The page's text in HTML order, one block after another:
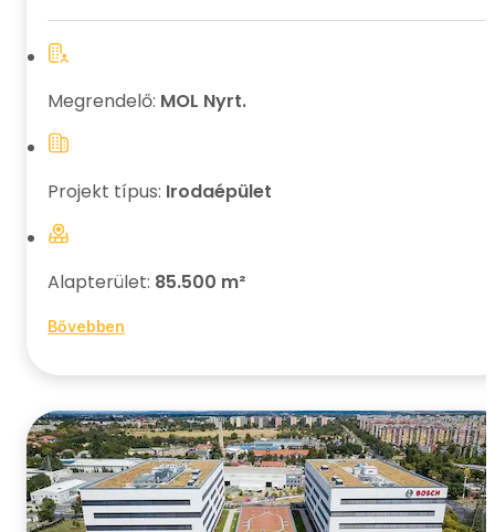
Megrendelő: MOL Nyrt.
Projekt típus: Irodaépület
Alapterület: 85.500 m²
Bővebben